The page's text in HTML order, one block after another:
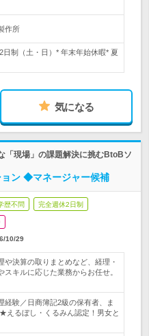
作所
日制（土・日）* 年末年始休暇* 夏
気になる
「現場」の課題解決に挑むBtoBソ
ョン ◆マネージャー候補
歴不問 完全週休2日制
10/29
や決算の取りまとめなど、経理・
キルに応じた業務からお任せ。
経験／日商簿記2級の保有者、ま
えるぼし・くるみん認定！男女と